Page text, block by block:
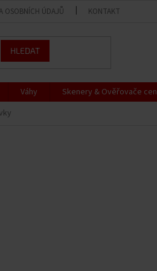
OSOBNÍCH ÚDAJŮ KONTAKT
HLEDAT
Váhy Skenery & Ověřovače cen